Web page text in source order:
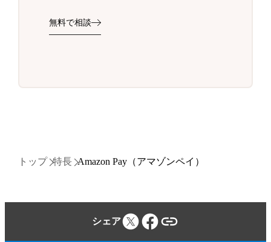
無料で相談
トップ 特長 Amazon Pay（アマゾンペイ）
シェア